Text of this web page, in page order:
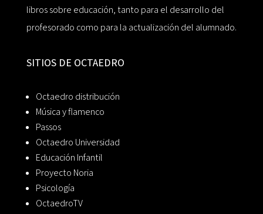
libros sobre educación, tanto para el desarrollo del
profesorado como para la actualización del alumnado.
SITIOS DE OCTAEDRO
Octaedro distribución
Música y flamenco
Passos
Octaedro Universidad
Educación Infantil
Proyecto Noria
Psicología
OctaedroTV